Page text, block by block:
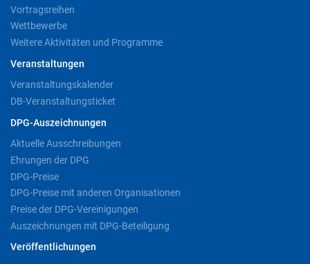
Vortragsreihen
Wettbewerbe
Weitere Aktivitäten und Programme
Veranstaltungen
Veranstaltungskalender
DB-Veranstaltungsticket
DPG-Auszeichnungen
Aktuelle Ausschreibungen
Ehrungen der DPG
DPG-Preise
DPG-Preise mit anderen Organisationen
Preise der DPG-Vereinigungen
Auszeichnungen mit DPG-Beteiligung
Veröffentlichungen